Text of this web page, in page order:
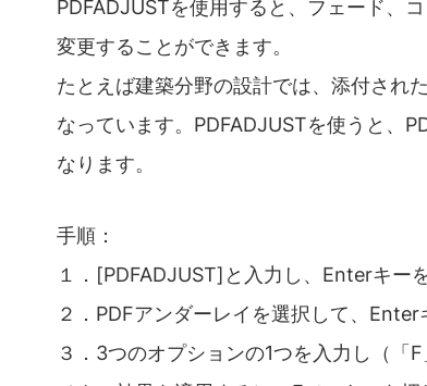
PDFADJUSTを使用すると、フェード、
変更することができます。
たとえば建築分野の設計では、添付され
なっています。PDFADJUSTを使うと、
なります。
手順：
１．[PDFADJUST]と入力し、Enterキー
２．PDFアンダーレイを選択して、Enter
３．3つのオプションの1つを入力し（